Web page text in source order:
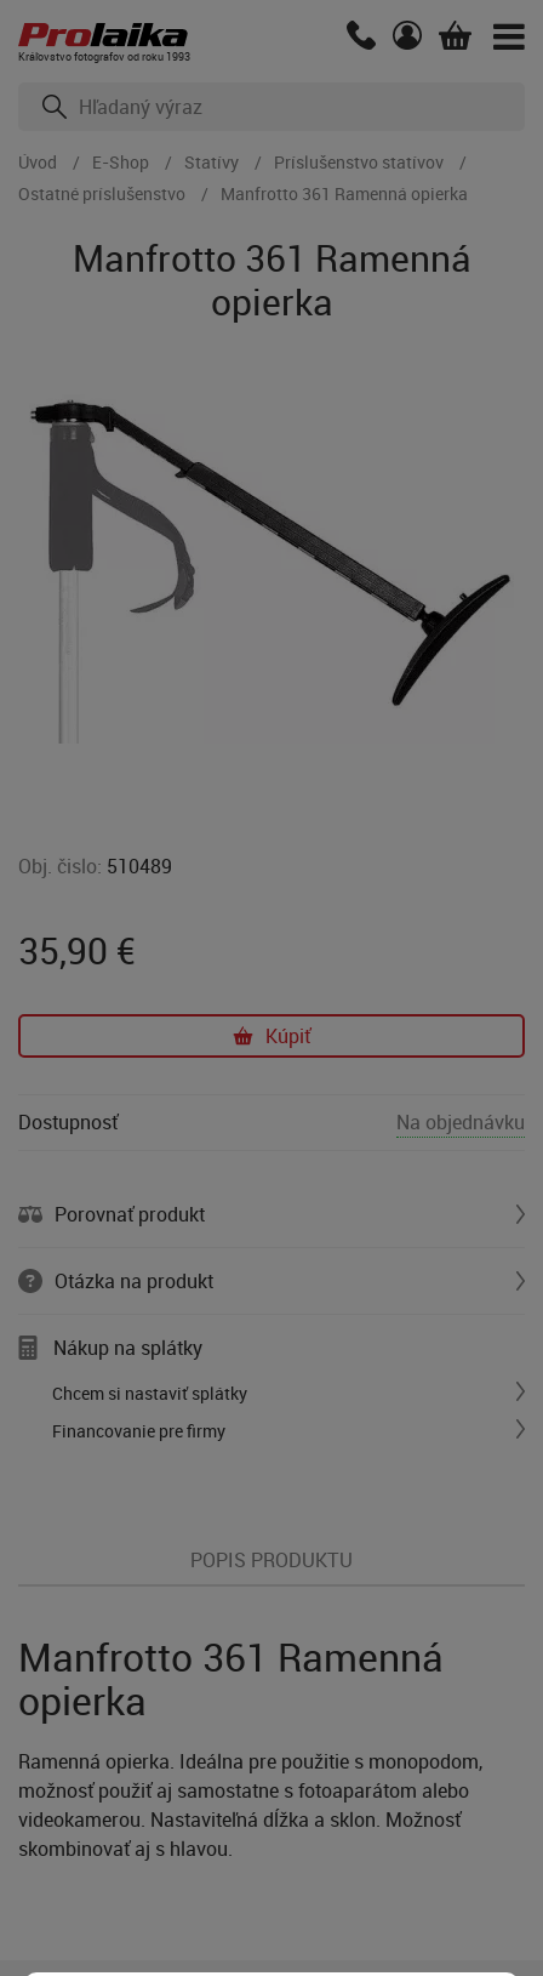
Kráľovstvo fotografov od roku 1993
Úvod E-Shop Statívy
Príslušenstvo statívov
Ostatné príslušenstvo
Manfrotto 361 Ramenná opierka
Manfrotto 361 Ramenná
opierka
Obj. čislo: 510489
35,90 €
Kúpiť
Dostupnosť Na objednávku
Porovnať produkt
Otázka na produkt
Nákup na splátky
Chcem si nastaviť splátky
Financovanie pre firmy
POPIS PRODUKTU
Manfrotto 361 Ramenná
opierka
Ramenná opierka. Ideálna pre použitie s monopodom,
možnosť použiť aj samostatne s fotoaparátom alebo
videokamerou. Nastaviteľná dĺžka a sklon. Možnosť
skombinovať aj s hlavou.